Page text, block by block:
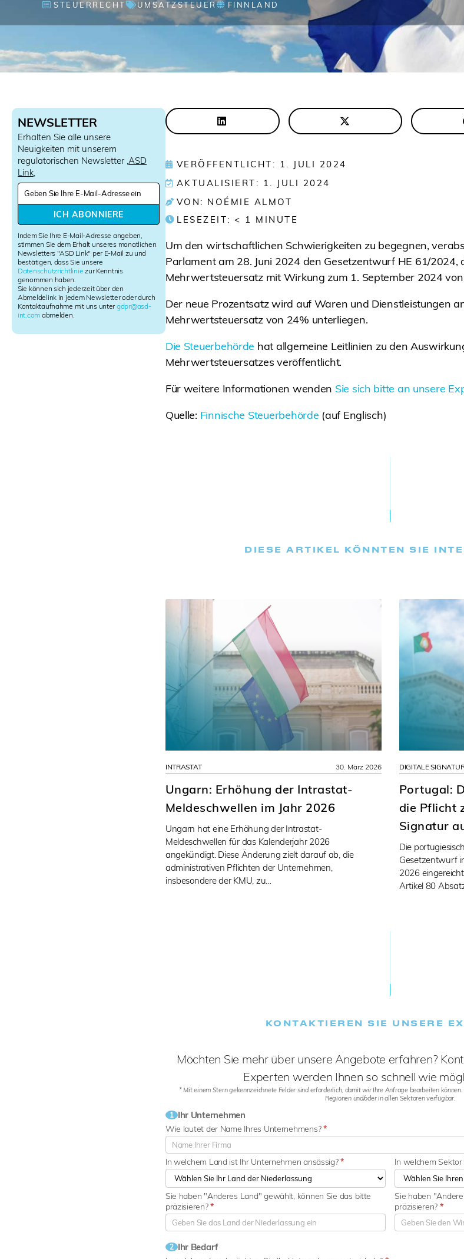
STEUERRECHT UMSATZSTEUER FINNLAND
NEWSLETTER
Erhalten Sie alle unsere
Neuigkeiten mit unserem
regulatorischen Newsletter ‚ ASD
Link
N
s
l
e
t
t
e
r
S
i
n
Indem Sie Ihre E-Mail-Adresse angeben,
stimmen Sie dem Erhalt unseres monatlichen
Newsletters "ASD Link" per E-Mail zu und
bestätigen, dass Sie unsere
Datenschutzrichtlinie zur Kenntnis
genommen haben.
Sie können sich jederzeit über den
Abmeldelink in jedem Newsletter oder durch
Kontaktaufnahme mit uns unter gdpr@asd-
int.com abmelden.
ICH ABONNIERE
VERÖFFENTLICHT: 1. JULI 2024
AKTUALISIERT: 1. JULI 2024
VON: NOÉMIE ALMOT
LESEZEIT: < 1 MINUTE
Um den wirtschaftlichen Schwierigkeiten zu begegnen,
Parlament am 28. Juni 2024 den Gesetzentwurf HE 61/2024,
Mehrwertsteuersatz mit Wirkung zum 1. September 2024
Der neue Prozentsatz wird auf Waren und Dienstleistungen
Mehrwertsteuersatz von 24% unterliegen.
Die Steuerbehörde hat allgemeine Leitlinien zu den
Mehrwertsteuersatzes veröffentlicht.
Für weitere Informationen wenden Sie sich bitte an unsere
Quelle: Finnische Steuerbehörde (auf Englisch)
DIESE ARTIKEL KÖNNTEN SIE
INTRASTAT
Ungarn: Erhöhung der Intrastat-
Meldeschwellen im Jahr 2026
Ungarn hat eine Erhöhung der Intrastat-
Meldeschwellen für das Kalenderjahr 2026
angekündigt. Diese Änderung zielt darauf ab, die
administrativen Pflichten der Unternehmen,
insbesondere der KMU, zu…
30. März 2026 DIGITALE
Portugal:
die Pflicht
Signatur
Die
Gesetzentwurf
2026
Artikel 80
KONTAKTIEREN SIE UNSERE
Möchten Sie mehr über unsere Angebote erfahren?
Experten werden Ihnen so schnell wie
* Mit einem Stern gekennzeichnete Felder sind erforderlich, damit wir Ihre Anfrage bearbeiten
Regionen und/oder in allen Sektoren verfügbar.
1 Ihr Unternehmen
Wie lautet der Name Ihres Unternehmens?*
In welchem Land ist Ihr Unternehmen ansässig?* In welchem
Sie haben "Anderes Land" gewählt, können Sie das bitte
präzisieren?*
Sie haben
präzisieren? *
2 Ihr Bedarf